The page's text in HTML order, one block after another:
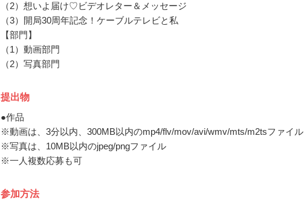
（2）想いよ届け♡ビデオレター＆メッセージ
（3）開局30周年記念！ケーブルテレビと私
【部門】
（1）動画部門
（2）写真部門
提出物
●作品
※動画は、3分以内、300MB以内のmp4/flv/mov/avi/wmv/mts/m2tsファイル
※写真は、10MB以内のjpeg/pngファイル
※一人複数応募も可
参加方法